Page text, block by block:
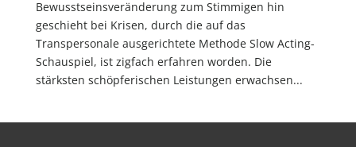
Bewusstseinsveränderung zum Stimmigen hin
geschieht bei Krisen, durch die auf das
Transpersonale ausgerichtete Methode Slow Acting-
Schauspiel, ist zigfach erfahren worden. Die
stärksten schöpferischen Leistungen erwachsen...